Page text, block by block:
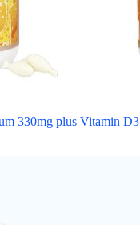
330mg plus Vitamin D3